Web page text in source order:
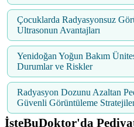
Çocuklarda Radyasyonsuz
Ultrasonun Avantajları
Yenidoğan Yoğun Bakım
Durumlar ve Riskler
Radyasyon Dozunu Azaltan
Güvenli Görüntüleme
İşteBuDoktor'da